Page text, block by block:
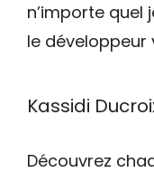
n’importe quel
le développeur
Kassidi
Découvrez